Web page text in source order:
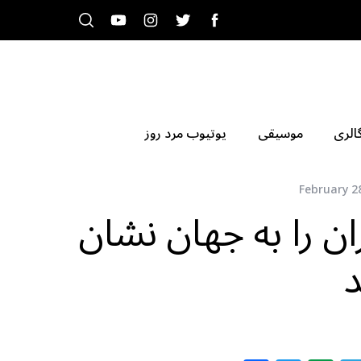
موسیقی یوتیوب مرد روز
February
را به جهان نشان